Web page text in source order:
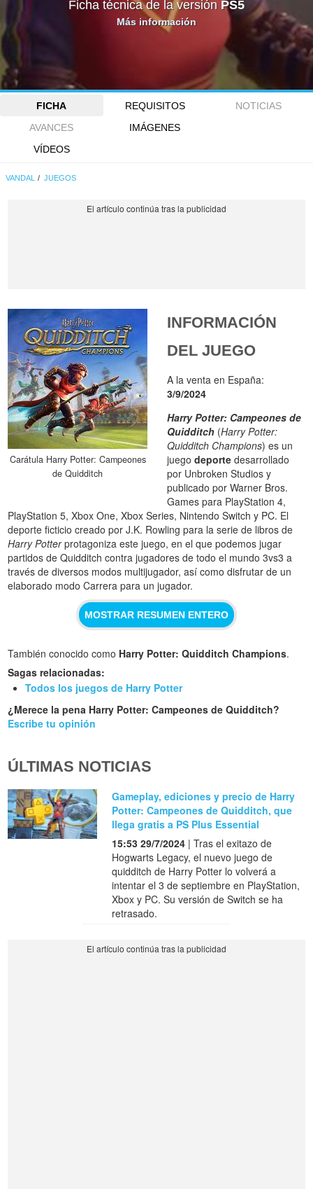
Ficha técnica de la versión PS5
Más información
FICHA REQUISITOS
NOTICIAS
AVANCES
IMÁGENES
VÍDEOS
VANDAL JUEGOS
Carátula Harry Potter: Campeones
de Quidditch
INFORMACIÓN
DEL JUEGO
A la venta en España:
3/9/2024
Harry Potter: Campeones de
Quidditch (Harry Potter:
Quidditch Champions) es un
juegodeporte desarrollado
por Unbroken Studios y
publicado por Warner Bros.
Games para PlayStation 4,
PlayStation 5, Xbox One, Xbox Series, Nintendo Switch y PC. El
deporte ficticio creado por J.K. Rowling para la serie de libros de
Harry Potterprotagoniza este juego, en el que podemos jugar
partidos de Quidditch contra jugadores de todo el mundo 3vs3 a
través de diversos modos multijugador, así como disfrutar de un
elaborado modo Carrera para un jugador.
MOSTRAR RESUMEN ENTERO
También conocido como Harry Potter: Quidditch Champions.
Sagas relacionadas:
Todos los juegos de Harry Potter
¿Merece la pena Harry Potter: Campeones de Quidditch?
Escribe tu opinión
ÚLTIMAS NOTICIAS
Gameplay, ediciones y precio de Harry
Potter: Campeones de Quidditch, que
llega gratis a PS Plus Essential
15:53 29/7/2024 | Tras el exitazo de
Hogwarts Legacy, el nuevo juego de
quidditch de Harry Potter lo volverá a
intentar el 3 de septiembre en PlayStation,
Xbox y PC. Su versión de Switch se ha
retrasado.